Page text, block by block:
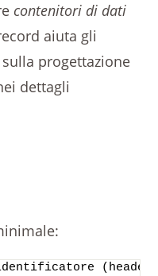
contenitori di dati
aiuta gli
progettazione
dettagli